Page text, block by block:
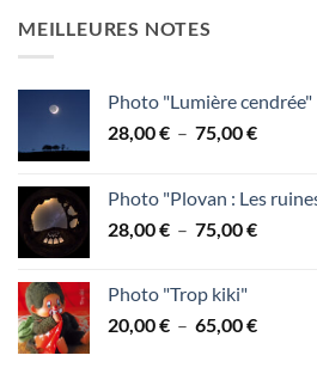
MEILLEURES NOTES
Photo "Lumière cendrée"
28,00€ – 75,00€Plage
28,00 €
à
Photo "Plovan : Les
28,00€ – 75,00€Plage
à
Photo "Trop kiki"
20,00€ – 65,00€Plage